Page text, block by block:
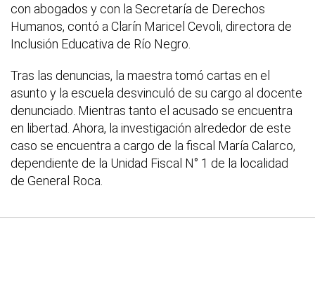
con abogados y con la Secretaría de Derechos
Humanos, contó a Clarín Maricel Cevoli, directora de
Inclusión Educativa de Río Negro.
Tras las denuncias, la maestra tomó cartas en el
asunto y la escuela desvinculó de su cargo al docente
denunciado. Mientras tanto el acusado se encuentra
en libertad. Ahora, la investigación alrededor de este
caso se encuentra a cargo de la fiscal María Calarco,
dependiente de la Unidad Fiscal N° 1 de la localidad
de General Roca.